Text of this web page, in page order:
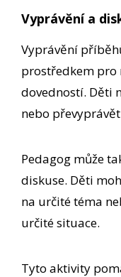
Vyprávění a
Vyprávění
prostředkem pro
dovedností. Děti
nebo
Pedagog může
diskuse. Děti
na určité téma
určité situace.
Tyto aktivity